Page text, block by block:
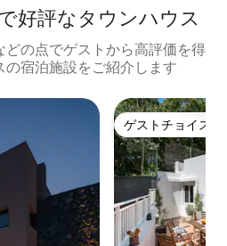
好評なタウンハウス
どの点でゲストから高評価を得
の宿泊施設をご紹介します
ゲストチョイス
ゲストチョイス